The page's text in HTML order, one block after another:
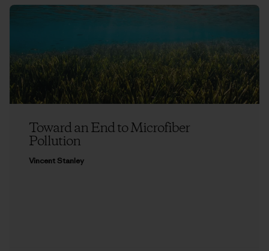
Toward an End to Microfiber
Pollution
Vincent Stanley